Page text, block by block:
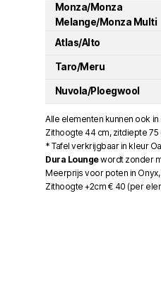
Monza/Monza
Melange/Monza Multi
Atlas/Alto
Taro/Meru
Nuvola/Ploegwool
Alle elementen kunnen ook
Zithoogte 44 cm, zitdiepte
* Tafel verkrijgbaar in kleur
Dura Loungewordt zonder
Meerprijs voor poten in
Zithoogte +2cm € 40 (per